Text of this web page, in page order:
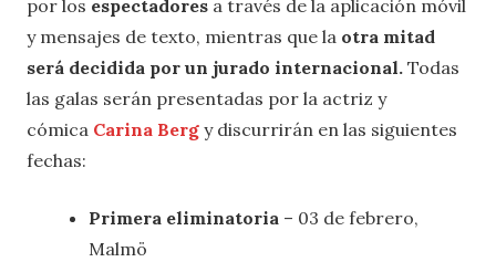
por los espectadores a través de la aplicación móvil
y mensajes de texto, mientras que la otra mitad
será decidida por un jurado internacional. Todas
las galas serán presentadas por la actriz y
cómica Carina Berg y discurrirán en las siguientes
fechas:
Primera eliminatoria – 03 de febrero,
Malmö